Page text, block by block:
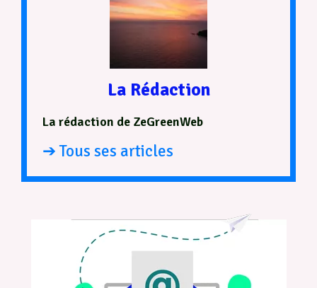
La Rédaction
La rédaction de ZeGreenWeb
➔ Tous ses articles